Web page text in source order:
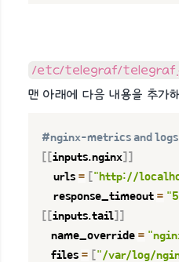
/etc/telegraf/
맨 아래에 다음 내용을 추가
#nginx-metrics and logs
[ [inputs.nginx] ]
     urls
= ["http://
     response_timeout
=
[ [inputs.tail] ]
    name_override
=
    files
= ["/var/log/